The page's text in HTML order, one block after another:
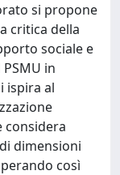
si propone
critica della
sociale e
in
ispira al
considera
dimensioni
così